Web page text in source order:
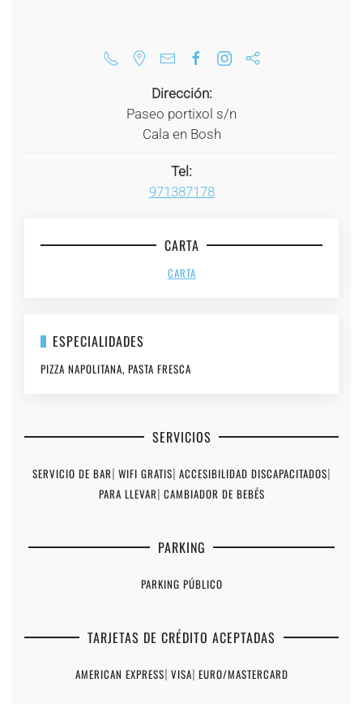
Dirección:
Paseo portixol s/n
Cala en Bosh
Tel:
971387178
CARTA
CARTA
ESPECIALIDADES
PIZZA NAPOLITANA, PASTA FRESCA
SERVICIOS
SERVICIO DE BAR| WIFI GRATIS| ACCESIBILIDAD DISCAPACITADOS|
PARA LLEVAR| CAMBIADOR DE BEBÉS
PARKING
PARKING PÚBLICO
TARJETAS DE CRÉDITO ACEPTADAS
AMERICAN EXPRESS| VISA| EURO/MASTERCARD